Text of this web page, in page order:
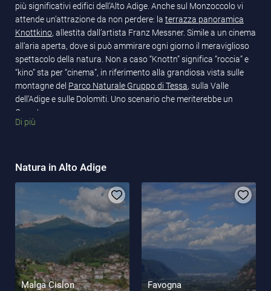
più significativi edifici dell’Alto Adige. Anche sul Monzoccolo vi
attende un’attrazione da non perdere: la terrazza panoramica
Knottkino, allestita dall’artista Franz Messner. Simile a un cinema
all’aria aperta, dove si può ammirare ogni giorno il meraviglioso
spettacolo della natura. Non a caso “Knottn” significa “roccia” e
“kino” sta per “cinema”, in riferimento alla grandiosa vista sulle
montagne del Parco Naturale Gruppo di Tessa, sulla Valle
dell’Adige e sulle Dolomiti. Uno scenario che meriterebbe un
Oscar!
Di più
Natura in Alto Adige
Malga Cislon Favogna